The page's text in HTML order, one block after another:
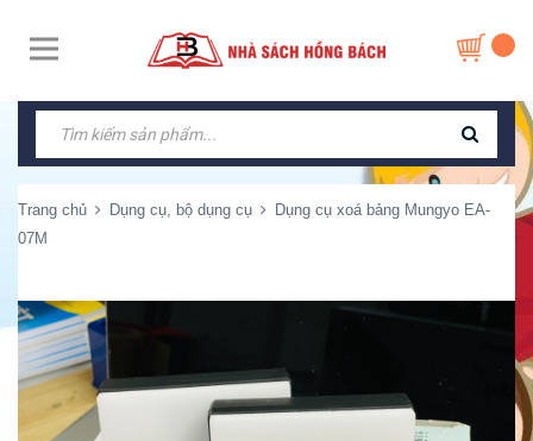
Trang chủ Dụng cụ, bộ dụng cụ
Dụng cụ xoá bảng Mungyo EA-
07M